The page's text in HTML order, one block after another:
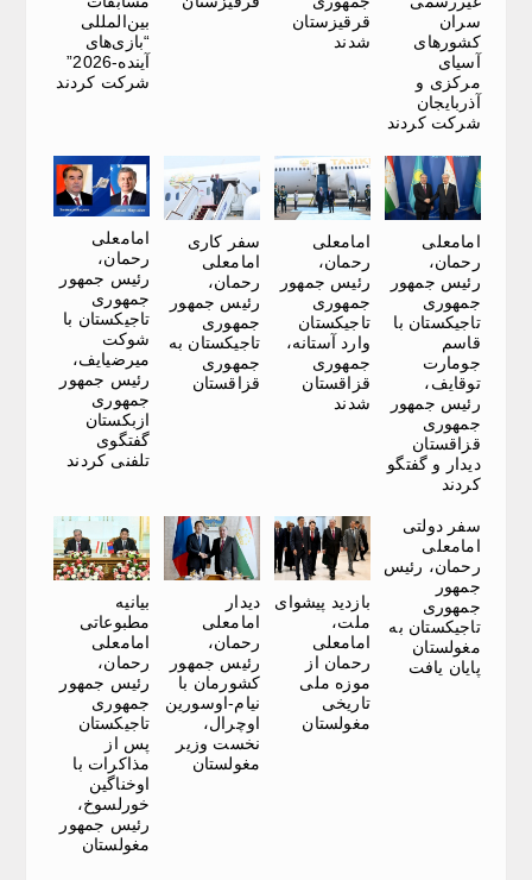
سران
کشورهای
آسیای
مرکزی و
آذربایجان
شرکت کردند
قرقیزستان
شدند
بین‌المللی
“بازی‌های
آینده-2026”
شرکت کردند
امامعلی
رحمان،
رئیس جمهور
جمهوری
تاجیکستان با
قاسم
جومارت
توقایف،
رئیس جمهور
جمهوری
قزاقستان
دیدار و گفتگو
کردند
امامعلی
رحمان،
رئیس جمهور
جمهوری
تاجیکستان
وارد آستانه،
جمهوری
قزاقستان
شدند
سفر کاری
امامعلی
رحمان،
رئیس جمهور
جمهوری
تاجیکستان به
جمهوری
قزاقستان
امامعلی
رحمان،
رئیس جمهور
جمهوری
تاجیکستان با
شوکت
میرضیایف،
رئیس جمهور
جمهوری
ازبکستان
گفتگوی
تلفنی کردند
سفر دولتی
امامعلی
رحمان، رئیس
جمهور
جمهوری
تاجیکستان به
مغولستان
پایان یافت
بازدید پیشوای
ملت،
امامعلی
رحمان از
موزه ملی
تاریخی
مغولستان
دیدار
امامعلی
رحمان،
رئیس جمهور
کشورمان با
نیام-اوسورین
اوچرال،
نخست وزیر
مغولستان
بیانیه
مطبوعاتی
امامعلی
رحمان،
رئیس جمهور
جمهوری
تاجیکستان
پس از
مذاکرات با
اوخناگین
خورلسوخ،
رئیس جمهور
مغولستان